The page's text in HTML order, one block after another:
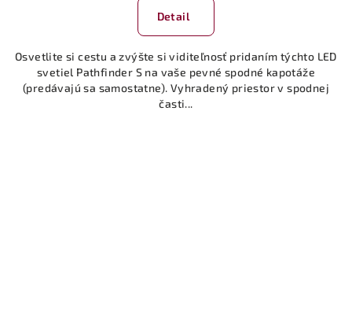
Detail
Osvetlite si cestu a zvýšte si viditeľnosť pridaním týchto LED
svetiel Pathfinder S na vaše pevné spodné kapotáže
(predávajú sa samostatne). Vyhradený priestor v spodnej
časti...